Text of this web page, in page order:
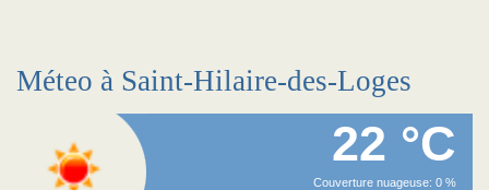
Méteo à Saint-Hilaire-des-Loges
22 °C
Couverture nuageuse: 0 %